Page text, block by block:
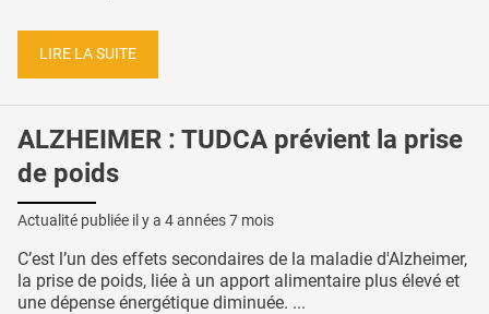
LIRE LA SUITE
ALZHEIMER : TUDCA prévient la prise
de poids
Actualité publiée il y a 4 années 7 mois
C’est l’un des effets secondaires de la maladie d'Alzheimer,
la prise de poids, liée à un apport alimentaire plus élevé et
une dépense énergétique diminuée. ...